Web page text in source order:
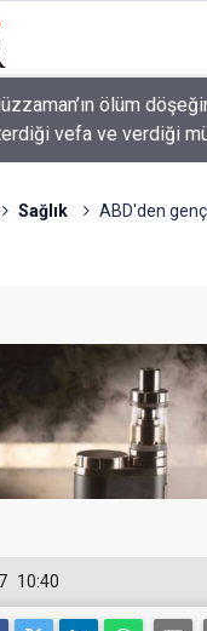
ölüm
vefa ve verdiği
Sağlık
ABD'den
10:40